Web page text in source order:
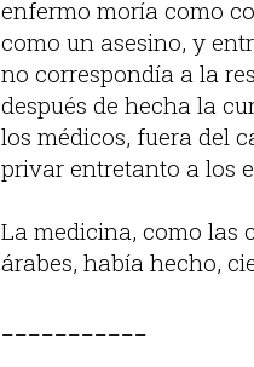
enfermo moría como
como un asesino, y
no correspondía a la
después de hecha la
los médicos, fuera del
privar entretanto a los
La medicina, como las
árabes, había hecho,